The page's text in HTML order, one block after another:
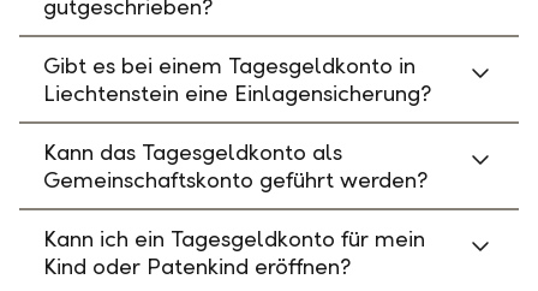
gutgeschrieben?
Gibt es bei einem Tagesgeldkonto in
Liechtenstein eine Einlagensicherung?
Kann das Tagesgeldkonto als
Gemeinschaftskonto geführt werden?
Kann ich ein Tagesgeldkonto für mein
Kind oder Patenkind eröffnen?